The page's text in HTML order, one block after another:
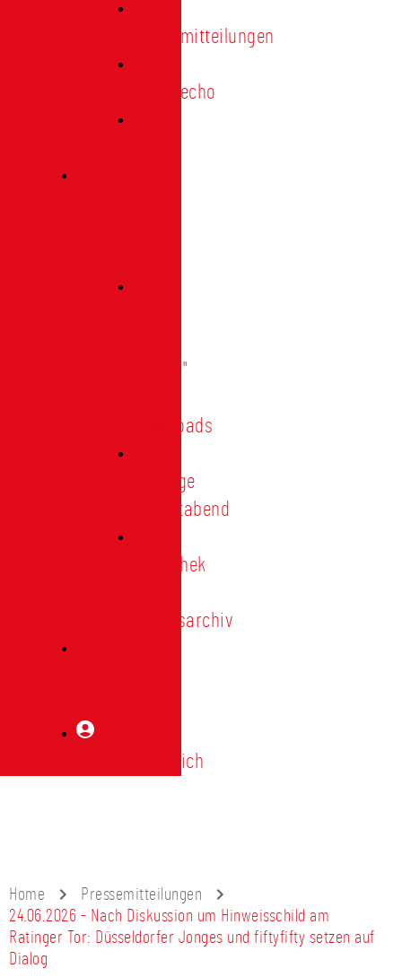
Pressemitteilungen
Presseecho
"digital"
Downloads
Vorträge
Heimatabend
Bibliothek
Vereinsarchiv
Mitgliederbereich
Home
Pressemitteilungen
24.06.2026 - Nach Diskussion um Hinweisschild am
Ratinger Tor: Düsseldorfer Jonges und fiftyfifty setzen auf
Dialog